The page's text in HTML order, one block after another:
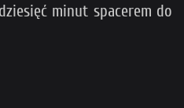
minut spacerem do